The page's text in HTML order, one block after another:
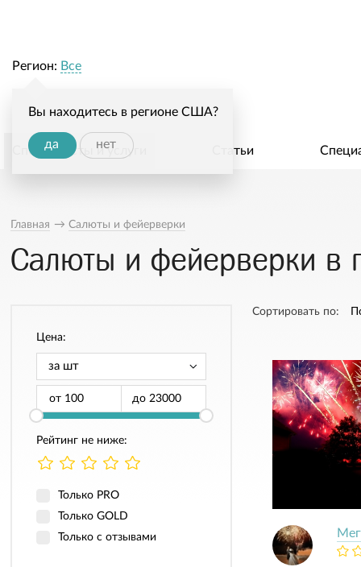
Регион: Все
Вы находитесь в регионе США?
да нет
Специалисты и услуги Статьи
Главная → Салюты и фейерверки
Салюты и фейерверки в
Цена:
от до
Рейтинг не ниже:
Только PRO
Только GOLD
Только с отзывами
Сортировать по: